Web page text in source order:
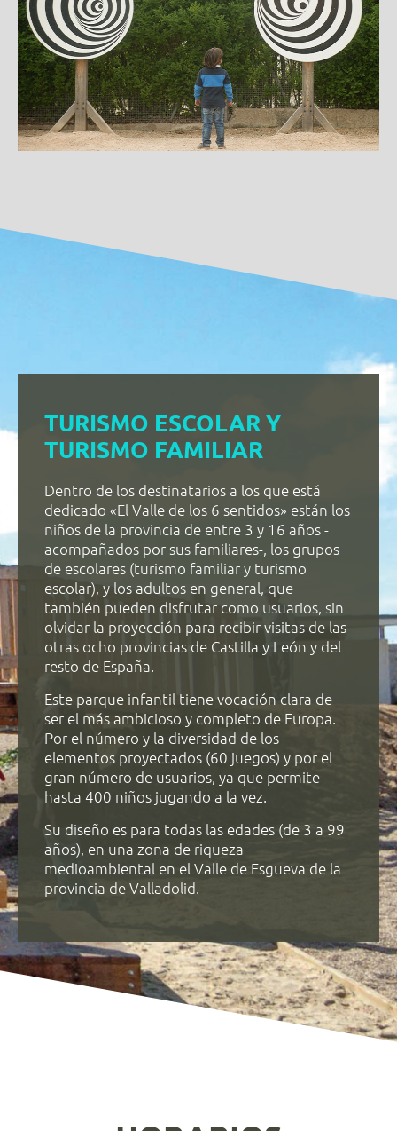
TURISMO ESCOLAR Y
TURISMO FAMILIAR
Dentro de los destinatarios a los que está
dedicado «El Valle de los 6 sentidos» están los
niños de la provincia de entre 3 y 16 años -
acompañados por sus familiares-, los grupos
de escolares (turismo familiar y turismo
escolar), y los adultos en general, que
también pueden disfrutar como usuarios, sin
olvidar la proyección para recibir visitas de las
otras ocho provincias de Castilla y León y del
resto de España.
Este parque infantil tiene vocación clara de
ser el más ambicioso y completo de Europa.
Por el número y la diversidad de los
elementos proyectados (60 juegos) y por el
gran número de usuarios, ya que permite
hasta 400 niños jugando a la vez.
Su diseño es para todas las edades (de 3 a 99
años), en una zona de riqueza
medioambiental en el Valle de Esgueva de la
provincia de Valladolid.